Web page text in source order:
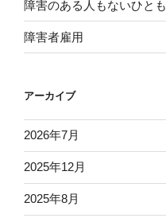
障害のある人もないひとも
障害者雇用
アーカイブ
2026年7月
2025年12月
2025年8月